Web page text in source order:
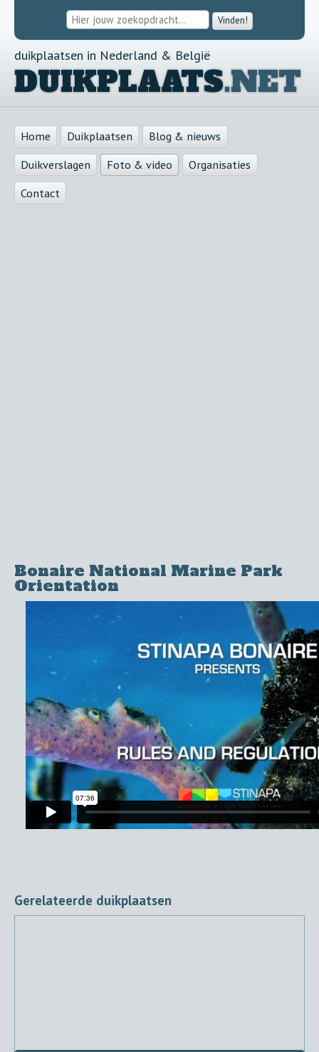
Vinden!
duikplaatsen in Nederland & België
DUIKPLAATS.NET
Home Duikplaatsen
Blog & nieuws
Duikverslagen
Foto & video
Organisaties
Contact
Bonaire National Marine Park
Orientation
Gerelateerde duikplaatsen